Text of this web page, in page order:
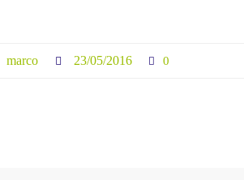
marco 23/05/2016 0